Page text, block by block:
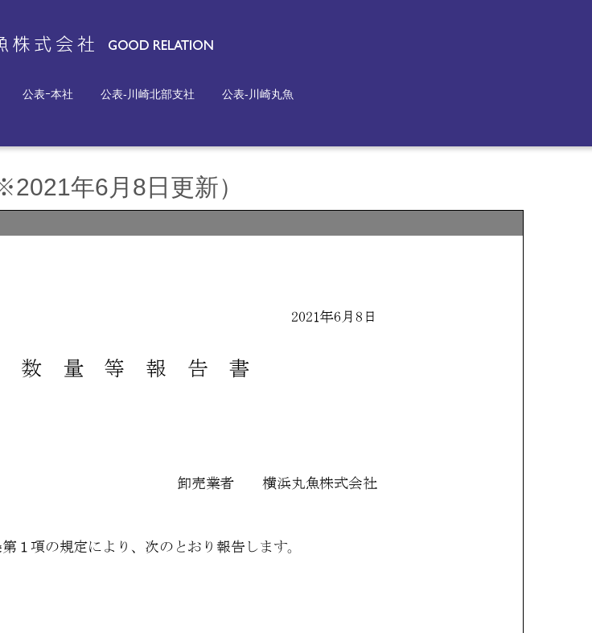
公表ｰ本社 公表-川崎北部支社 公表-川崎丸魚
年6月8日更新）